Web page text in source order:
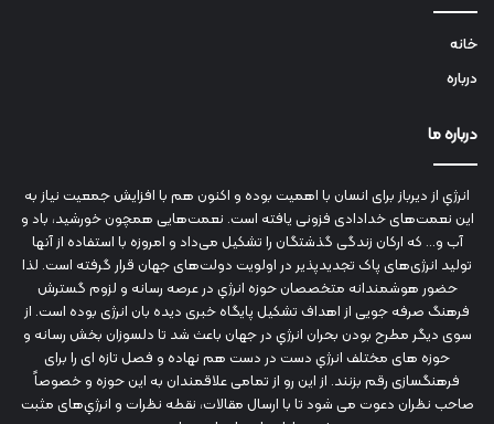
خانه
درباره
درباره ما
انرژي‌ از دیرباز برای انسان با اهمیت بوده و اکنون هم با افزایش جمعیت نیاز به
این نعمت‌های خدادادی فزونی یافته است. نعمت‌هایی همچون خورشید، باد و
آب و... که ارکان زندگی گذشتگان را تشکیل می‌داد و امروزه با استفاده از آنها
تولید انرژی‌های پاک تجدیدپذیر در اولویت دولت‌های جهان قرار گرفته است. لذا
حضور هوشمندانه متخصصان حوزه انرژي در عرصه رسانه و لزوم گسترش
فرهنگ صرفه جویی از اهداف تشکیل پایگاه خبری دیده بان انرژی بوده است. از
سوی دیگر مطرح بودن بحران انرژي در جهان باعث شد تا دلسوزان بخش رسانه و
حوزه های مختلف انرژي دست در دست هم نهاده و فصل تازه ای را برای
فرهنگسازی رقم بزنند. از این رو از تمامی علاقمندان به این حوزه و خصوصاً
صاحب نظران دعوت می شود تا با ارسال مقالات، نقطه نظرات و انرژي‌های مثبت